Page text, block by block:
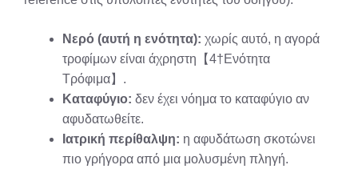
Νερό (αυτή η ενότητα): χωρίς αυτό, η αγορά
τροφίμων είναι άχρηστη【4†Ενότητα
Τρόφιμα】.
Καταφύγιο: δεν έχει νόημα το καταφύγιο αν
αφυδατωθείτε.
Ιατρική περίθαλψη: η αφυδάτωση σκοτώνει
πιο γρήγορα από μια μολυσμένη πληγή.